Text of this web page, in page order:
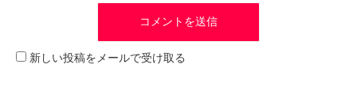
新しい投稿をメールで受け取る